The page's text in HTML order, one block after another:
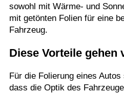
sowohl mit Wärme- und
mit getönten Folien für eine
Fahrzeug.
Diese Vorteile gehen
Für die Folierung eines
dass die Optik des